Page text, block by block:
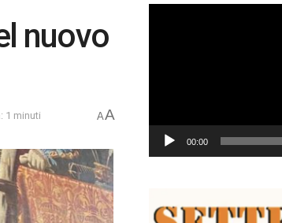
nuovo
1 minuti AA
00:00